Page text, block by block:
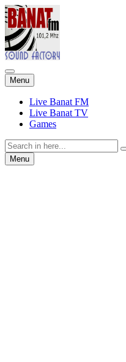
Menu Skip
to
content
Live Banat FM
Live Banat TV
Games
Search
for:Menu Skip
to